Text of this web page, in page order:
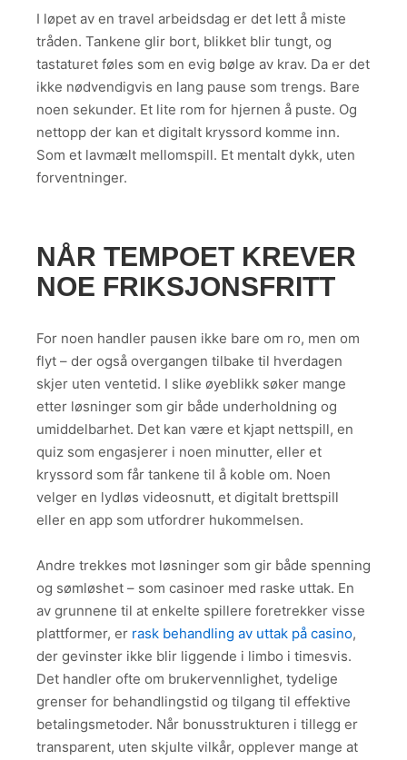
I løpet av en travel arbeidsdag er det lett å miste
tråden. Tankene glir bort, blikket blir tungt, og
tastaturet føles som en evig bølge av krav. Da er det
ikke nødvendigvis en lang pause som trengs. Bare
noen sekunder. Et lite rom for hjernen å puste. Og
nettopp der kan et digitalt kryssord komme inn.
Som et lavmælt mellomspill. Et mentalt dykk, uten
forventninger.
NÅR TEMPOET KREVER
NOE FRIKSJONSFRITT
For noen handler pausen ikke bare om ro, men om
flyt – der også overgangen tilbake til hverdagen
skjer uten ventetid. I slike øyeblikk søker mange
etter løsninger som gir både underholdning og
umiddelbarhet. Det kan være et kjapt nettspill, en
quiz som engasjerer i noen minutter, eller et
kryssord som får tankene til å koble om. Noen
velger en lydløs videosnutt, et digitalt brettspill
eller en app som utfordrer hukommelsen.
Andre trekkes mot løsninger som gir både spenning
og sømløshet – som casinoer med raske uttak. En
av grunnene til at enkelte spillere foretrekker visse
plattformer, er rask behandling av uttak på casino,
der gevinster ikke blir liggende i limbo i timesvis.
Det handler ofte om brukervennlighet, tydelige
grenser for behandlingstid og tilgang til effektive
betalingsmetoder. Når bonusstrukturen i tillegg er
transparent, uten skjulte vilkår, opplever mange at